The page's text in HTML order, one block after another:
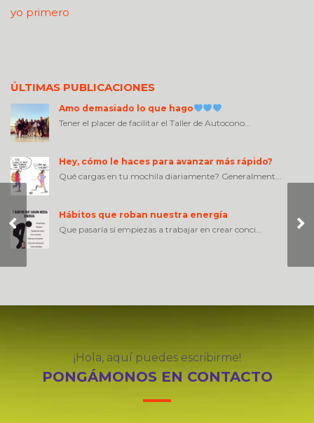
yo primero
ÚLTIMAS PUBLICACIONES
Amo demasiado lo que hago
Tener el placer de facilitar el Taller de Autocono...
Hey, cómo le haces para avanzar más rápido?
Qué cargas en tu mochila diariamente? Generalment...
Hábitos que roban nuestra energía
Que pasaría si empiezas a trabajar en crear conci...
GRAN EMPRESA
GRANDES LIDERES
¡Hola, aquí puedes escribirme!
PONGÁMONOS EN CONTACTO